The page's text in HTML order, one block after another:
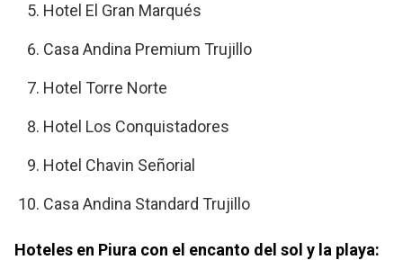
Hotel El Gran Marqués
Casa Andina Premium Trujillo
Hotel Torre Norte
Hotel Los Conquistadores
Hotel Chavin Señorial
Casa Andina Standard Trujillo
Hoteles en Piura con el encanto del sol y la playa: